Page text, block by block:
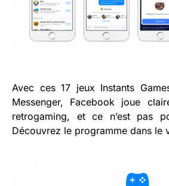
Avec ces 17 jeux Instants
Messenger, Facebook joue
retrogaming, et ce n’est pas
Découvrez le programme dans le